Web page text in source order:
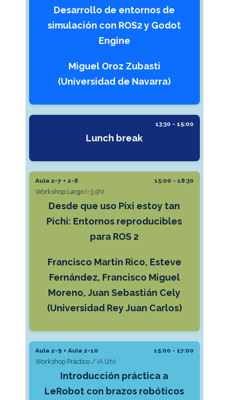
Desarrollo de entornos de
simulación con ROS2 y Godot
Engine
Miguel Oroz Zubasti
(Universidad de Navarra)
13:30 - 15:00
Lunch break
Aula 2-7 + 2-8 15:00 - 18:30
Workshop Largo (~3.5h)
Desde que uso Pixi estoy tan
Pichi: Entornos reproducibles
para ROS 2
Francisco Martín Rico, Esteve
Fernández, Francisco Miguel
Moreno, Juan Sebastián Cely
(Universidad Rey Juan Carlos)
Aula 2-9 + Aula 2-10 15:00 - 17:00
Workshop Práctico / IA (2h)
Introducción práctica a
LeRobot con brazos robóticos